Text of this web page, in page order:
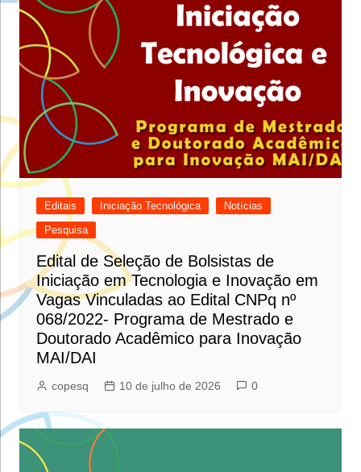
Editais Iniciação Tecnológica
Notícias
Pesquisa
Edital de Seleção de Bolsistas de
Iniciação em Tecnologia e Inovação em
Vagas Vinculadas ao Edital CNPq nº
068/2022- Programa de Mestrado e
Doutorado Acadêmico para Inovação
MAI/DAI
copesq 10 de julho de 2026 0